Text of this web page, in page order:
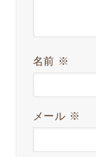
名前 ※
メール ※